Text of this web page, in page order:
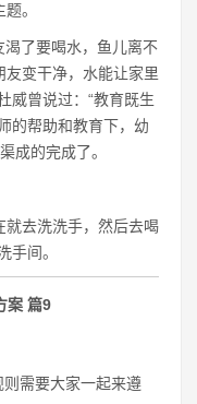
。
了要喝水，鱼儿离不
变干净，水能让家里
威曾说过：“教育既生
的帮助和教育下，幼
成的完成了。
去洗洗手，然后去喝
手间。
案 篇9
需要大家一起来遵